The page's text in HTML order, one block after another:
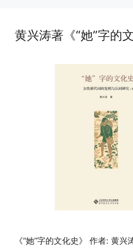
黄兴涛著《“她”字的
《“她”字的文化史》 作者: 黄